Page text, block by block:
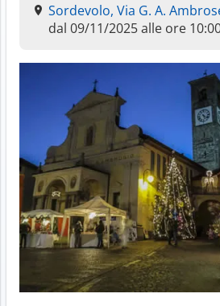
Sordevolo, Via G. A.
dal 09/11/2025 alle ore